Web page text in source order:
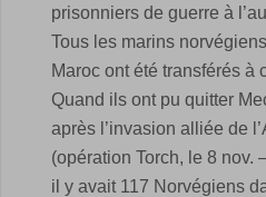
prisonniers de guerre à
Tous les marins
Maroc ont été transférés à
Quand ils ont pu quitter
après l’invasion alliée de
(opération Torch, le 8 nov.
il y avait 117 Norvégiens